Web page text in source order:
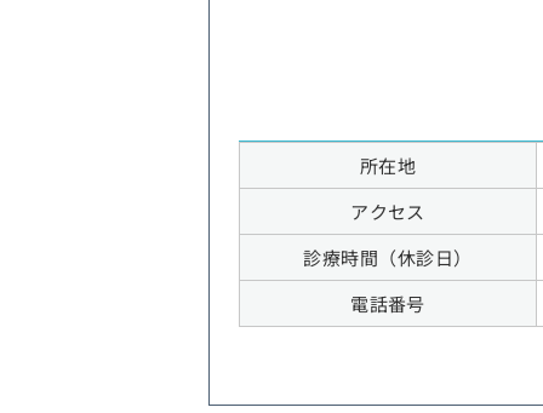
所在地
アクセス
診療時間（休診日）
電話番号